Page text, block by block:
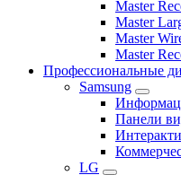
Master
Master
Master
Master
Профессиональные
Samsung
Панели
LG